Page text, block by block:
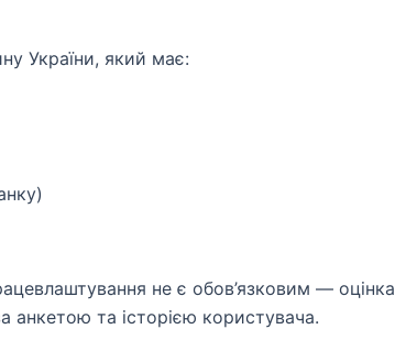
України, який має:
не є обов’язковим — оцінка
анкетою та історією користувача.